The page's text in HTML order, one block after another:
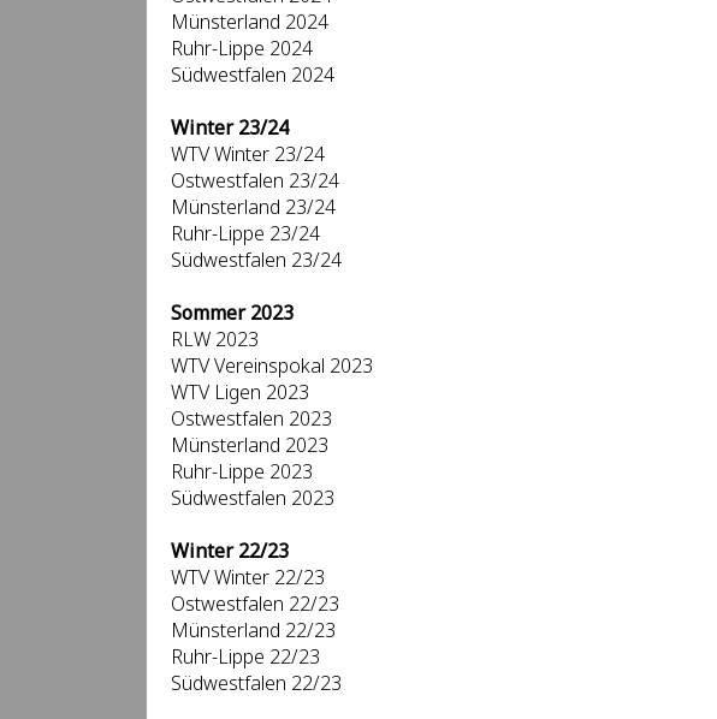
Münsterland 2024
Ruhr-Lippe 2024
Südwestfalen 2024
Winter 23/24
WTV Winter 23/24
Ostwestfalen 23/24
Münsterland 23/24
Ruhr-Lippe 23/24
Südwestfalen 23/24
Sommer 2023
RLW 2023
WTV Vereinspokal 2023
WTV Ligen 2023
Ostwestfalen 2023
Münsterland 2023
Ruhr-Lippe 2023
Südwestfalen 2023
Winter 22/23
WTV Winter 22/23
Ostwestfalen 22/23
Münsterland 22/23
Ruhr-Lippe 22/23
Südwestfalen 22/23